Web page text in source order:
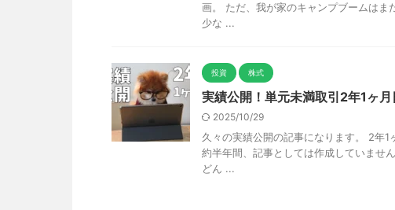
画。 ただ、我が家のキャンプブームはま
少な ...
投資 株式
実績公開！単元未満取引2年1ヶ
2025/10/29
久々の実績公開の記事になります。 2年1
約半年間、記事としては作成していませ
どん ...